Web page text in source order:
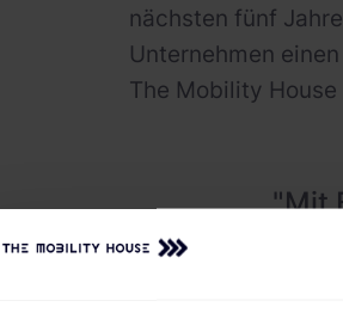
nächsten fünf
Unternehmen
The Mobility
"Mit